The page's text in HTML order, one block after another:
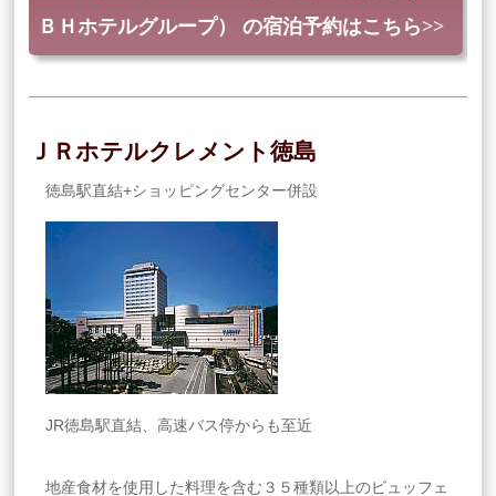
ＢＨホテルグループ） の宿泊予約はこちら>>
ＪＲホテルクレメント徳島
徳島駅直結+ショッピングセンター併設
JR徳島駅直結、高速バス停からも至近
地産食材を使用した料理を含む３５種類以上のビュッフェ